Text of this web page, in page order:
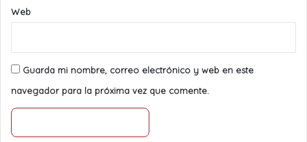
Web
Guarda mi nombre, correo electrónico y web en este
navegador para la próxima vez que comente.